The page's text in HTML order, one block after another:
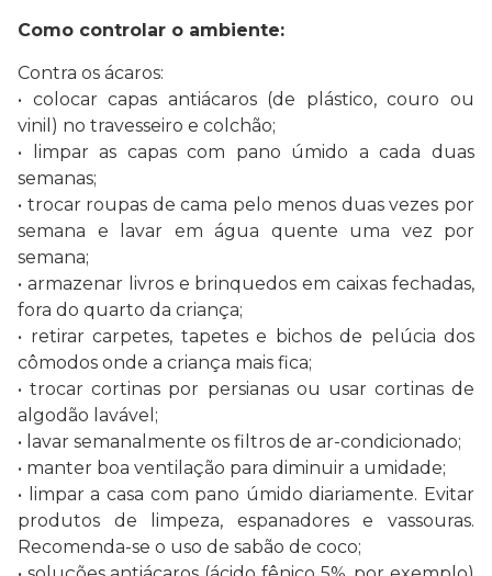
Como controlar o ambiente:
Contra os ácaros:
• colocar capas antiácaros (de plástico, couro ou
vinil) no travesseiro e colchão;
• limpar as capas com pano úmido a cada duas
semanas;
• trocar roupas de cama pelo menos duas vezes por
semana e lavar em água quente uma vez por
semana;
• armazenar livros e brinquedos em caixas fechadas,
fora do quarto da criança;
• retirar carpetes, tapetes e bichos de pelúcia dos
cômodos onde a criança mais fica;
• trocar cortinas por persianas ou usar cortinas de
algodão lavável;
• lavar semanalmente os filtros de ar-condicionado;
• manter boa ventilação para diminuir a umidade;
• limpar a casa com pano úmido diariamente. Evitar
produtos de limpeza, espanadores e vassouras.
Recomenda-se o uso de sabão de coco;